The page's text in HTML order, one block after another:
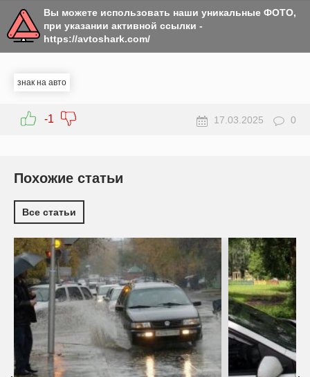
Вы можете использовать наши уникальные ФОТО,
при указании активной ссылки -
https://avtoshark.com/
знак на авто
-1 17.03.2025 0
Похожие статьи
Все статьи